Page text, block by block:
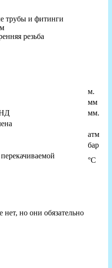
трубы и фитинги
резьба
м.
мм
мм.
атм
бар
°С
нет, но они обязательно